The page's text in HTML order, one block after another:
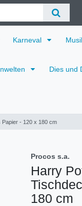
Karneval
Dies und
- 120 x 180 cm
Procos s.a.
Harry
180 cm